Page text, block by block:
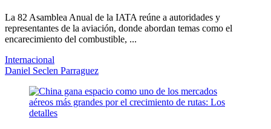
La 82 Asamblea Anual de la IATA reúne a autoridades y
representantes de la aviación, donde abordan temas como el
encarecimiento del combustible, ...
Internacional
Daniel Seclen Parraguez